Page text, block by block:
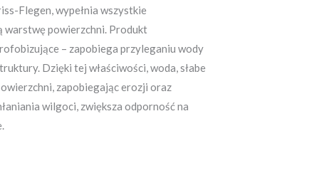
Flegen, wypełnia wszystkie
warstwę powierzchni. Produkt
– zapobiega przyleganiu wody
Dzięki tej właściwości, woda, słabe
zapobiegając erozji oraz
wilgoci, zwiększa odporność na